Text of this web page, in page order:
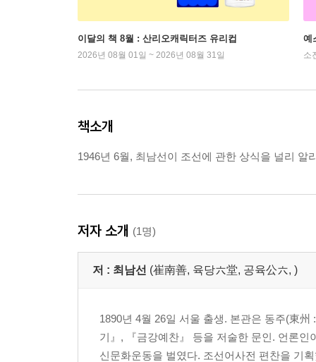
이달의 책 8월 : 산리오캐릭터즈 유리컵
2026년 08월 01일 ~ 2026년 08월 31일
예
소
책소개
1946년 6월, 최남선이 조선에 관한 상식을 널리 알
저자 소개 (1명)
저 : 최남선 (崔南善, 육당六堂, 공육公六, )
1890년 4월 26일 서울 출생. 본관은 동주(東
기』, 『금강예찬』 등을 저술한 문인. 언론
신문화운동을 벌였다. 조선어사전 편찬을 기